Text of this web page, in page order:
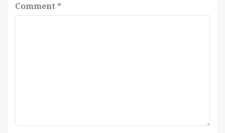
Comment *